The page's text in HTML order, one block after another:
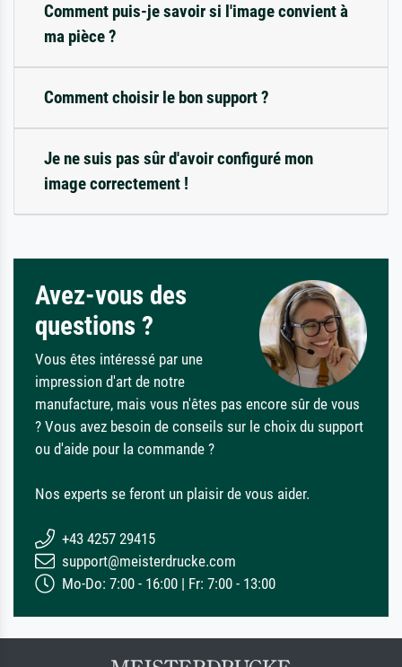
Comment puis-je savoir si l'image convient à
ma pièce ?
Comment choisir le bon support ?
Je ne suis pas sûr d'avoir configuré mon
image correctement !
Avez-vous des
questions ?
Vous êtes intéressé par une
impression d'art de notre
manufacture, mais vous n'êtes pas encore sûr de vous
? Vous avez besoin de conseils sur le choix du support
ou d'aide pour la commande ?
Nos experts se feront un plaisir de vous aider.
+43 4257 29415
support@meisterdrucke.com
Mo-Do: 7:00 - 16:00 | Fr: 7:00 - 13:00